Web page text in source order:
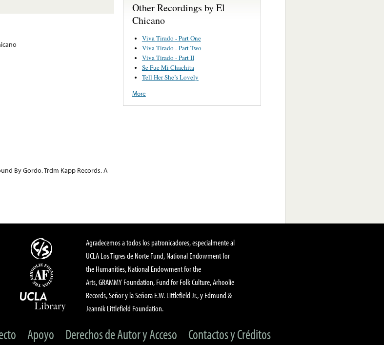
By Gordo. Trdm Kapp Records. A
Other Recordings by El
Chicano
Viva Tirado - Part One
Viva Tirado - Part Two
Viva Tirado - Part II
Se Fue Mi Chachita
Tell Her She’s Lovely
More
Agradecemos a todos los patronicadores, especialmente al
UCLA Los Tigres de Norte Fund, National Endowment for
the Humanities, National Endowment for the
Arts, GRAMMY Foundation, Fund for Folk Culture, Arhoolie
Records, Señor y la Señora E.W. Littlefield Jr., y Edmund &
Jeannik Littlefield Foundation.
Apoyo Derechos de Autor y Acceso Contactos y Créditos